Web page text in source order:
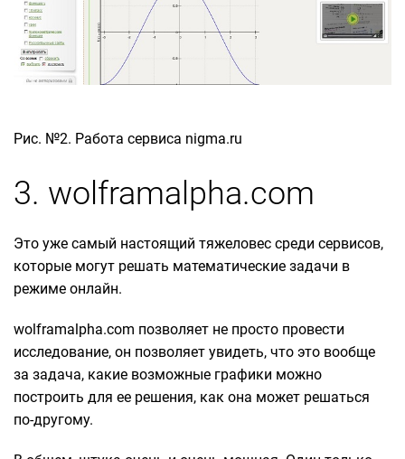
Рис. №2. Работа сервиса nigma.ru
3. wolframalpha.com
Это уже самый настоящий тяжеловес среди сервисов,
которые могут решать математические задачи в
режиме онлайн.
wolframalpha.com позволяет не просто провести
исследование, он позволяет увидеть, что это вообще
за задача, какие возможные графики можно
построить для ее решения, как она может решаться
по-другому.